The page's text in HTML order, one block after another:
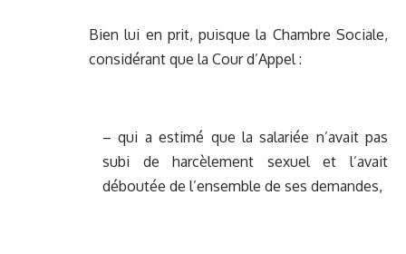
Bien lui en prit, puisque la Chambre Sociale,
considérant que la Cour d’Appel :
– qui a estimé que la salariée n’avait pas
subi de harcèlement sexuel et l’avait
déboutée de l’ensemble de ses demandes,